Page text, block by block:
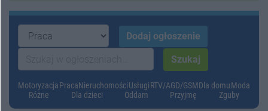
MotoryzacjaPracaNieruchomościUsługiRTV/AGD/GSMDla domuModa
Różne
Dla dzieci Oddam Przyjmę Zguby